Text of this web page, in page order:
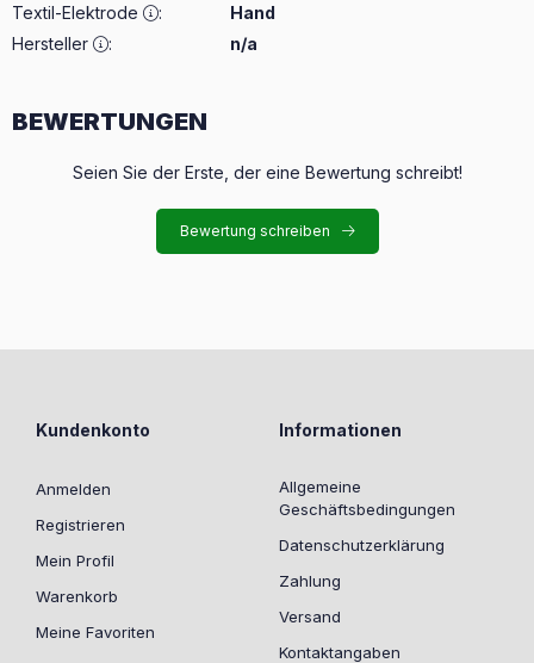
Textil-Elektrode
:
Hand
Hersteller
: n/a
BEWERTUNGEN
Seien Sie der Erste, der eine Bewertung schreibt!
Bewertung schreiben
Kundenkonto
Anmelden
Registrieren
Mein Profil
Warenkorb
Meine Favoriten
Informationen
Allgemeine
Geschäftsbedingungen
Datenschutzerklärung
Zahlung
Versand
Kontaktangaben